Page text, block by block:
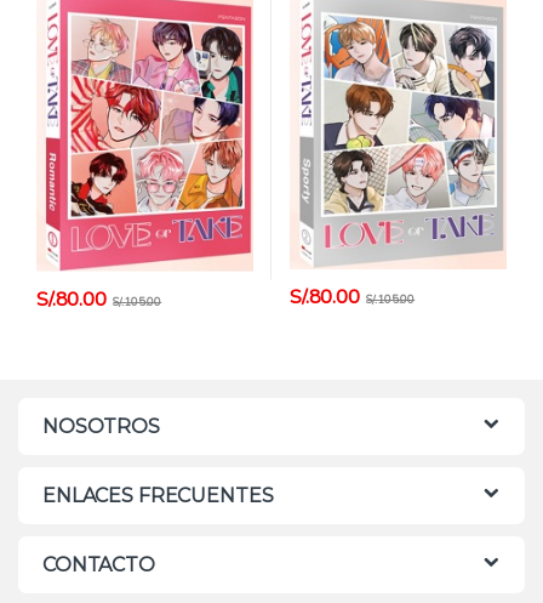
S/.80.00 S/.105.00 S/.80.00 S/.105.00
NOSOTROS
ENLACES FRECUENTES
CONTACTO